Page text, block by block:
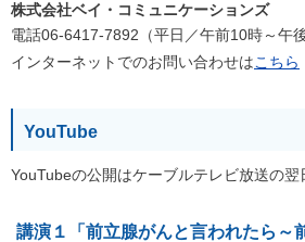
株式会社ベイ・コミュニケーションズ
電話06-6417-7892（平日／午前10時～午後
インターネットでのお問い合わせはこちら
YouTube
YouTubeの公開はケーブルテレビ放送の翌
講演１「前立腺がんと言われたら～